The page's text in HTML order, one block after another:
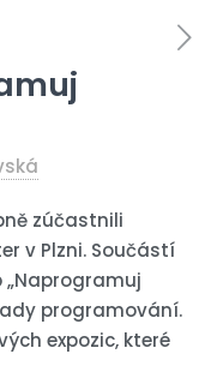
zúčastnili
v Plzni. Součástí
programování.
expozic, které